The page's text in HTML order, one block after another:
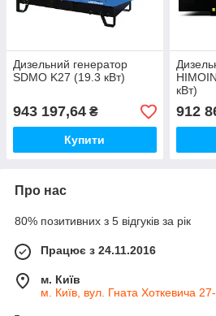
Дизельний генератор
SDMO K27 (19.3 кВт)
943 197,64 ₴
Купити
кВт)
912
Про нас
80% позитивних з 5 відгуків за рік
Працює з 24.11.2016
м. Київ
м. Київ, вул. Гната Хоткевича